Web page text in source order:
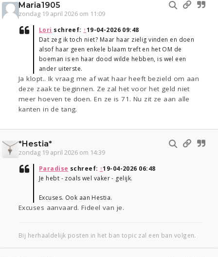
Maria1905
zondag 19 april 2026 om 11:09
Lori schreef: ↑19-04-2026 09:48
Dat zeg ik toch niet? Maar haar zielig vinden en doen
alsof haar geen enkele blaam treft en het OM de
boeman is en haar dood wilde hebben, is wel een
ander uiterste.
Ja klopt.. Ik vraag me af wat haar heeft bezield om aan
deze zaak te beginnen. Ze zal het voor het geld niet
meer hoeven te doen. En ze is 71. Nu zit ze aan alle
kanten in de tang.
*Hestia*
zondag 19 april 2026 om 14:39
Paradise schreef: ↑19-04-2026 06:48
Je hebt - zoals wel vaker - gelijk.
Excuses. Ook aan Hestia.
Excuses aanvaard. Fideel van je.
Bij herhaaldelijk posten in het ban topic zal een ban volgen.